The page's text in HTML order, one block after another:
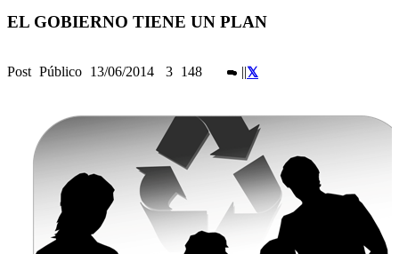
EL GOBIERNO TIENE UN PLAN
Post Público 13/06/2014 3 148 ||